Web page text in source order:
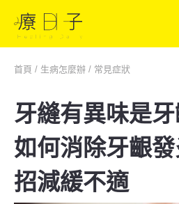
首頁 / 生病怎麼辦 / 常見症狀
牙縫有異味是牙
如何消除牙齦
招減緩不適